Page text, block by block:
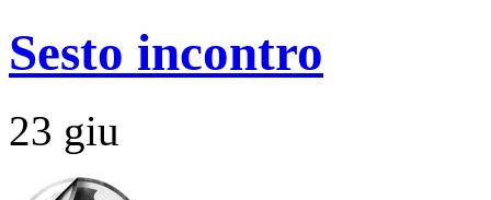
Sesto incontro
23 giu